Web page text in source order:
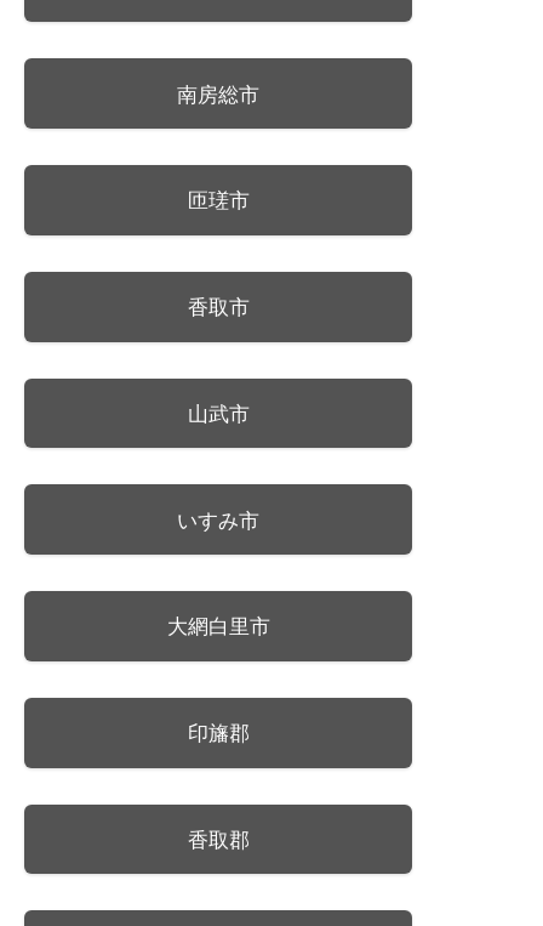
南房総市
匝瑳市
香取市
山武市
いすみ市
大網白里市
印旛郡
香取郡